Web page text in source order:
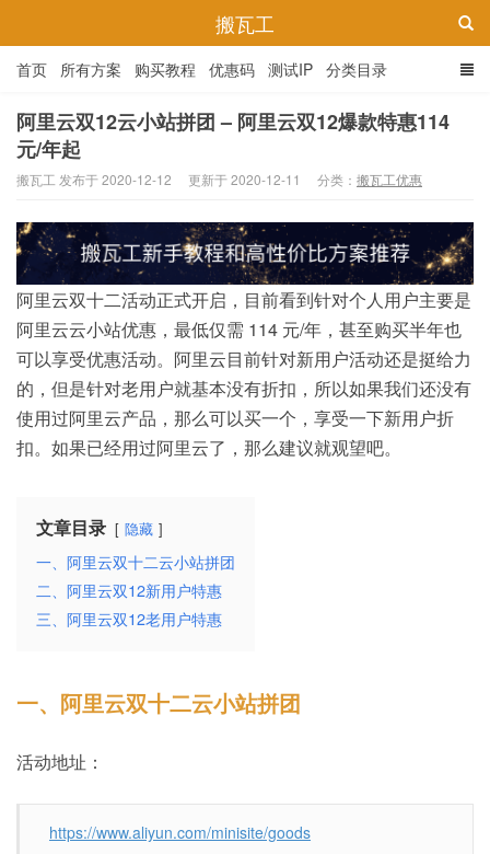
搬瓦工
首页 所有方案 购买教程 优惠码 测试IP 分类目录
阿里云双12云小站拼团 – 阿里云双12爆款特惠114
元/年起
搬瓦工 发布于 2020-12-12 更新于 2020-12-11 分类： 搬瓦工优惠
阿里云双十二活动正式开启，目前看到针对个人用户主要是
阿里云云小站优惠，最低仅需 114 元/年，甚至购买半年也
可以享受优惠活动。阿里云目前针对新用户活动还是挺给力
的，但是针对老用户就基本没有折扣，所以如果我们还没有
使用过阿里云产品，那么可以买一个，享受一下新用户折
扣。如果已经用过阿里云了，那么建议就观望吧。
文章目录 隐藏
一、阿里云双十二云小站拼团
二、阿里云双12新用户特惠
三、阿里云双12老用户特惠
一、阿里云双十二云小站拼团
活动地址：
https://www.aliyun.com/minisite/goods